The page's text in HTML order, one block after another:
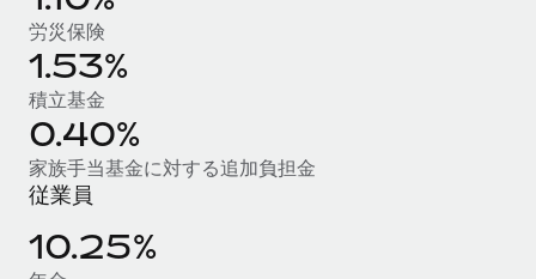
従業員の異動をスムーズに
福利厚生
従業員の福利厚生を簡単に管理
ブログを読む
ブログ
Remoteの製品アップデート：GustoとXeroの統合お
よびContractor Management Plus（契約社員管理
プラス）
Remoteの使命は、世界のどこにいても、あらゆる規模の企業が
業務に最適な人材を採用し、管理し、給与を支給できるようにす
労災保険
1.53%
積立基金
0.40%
家族手当基金に対する追加負担金
従業員
10.25%